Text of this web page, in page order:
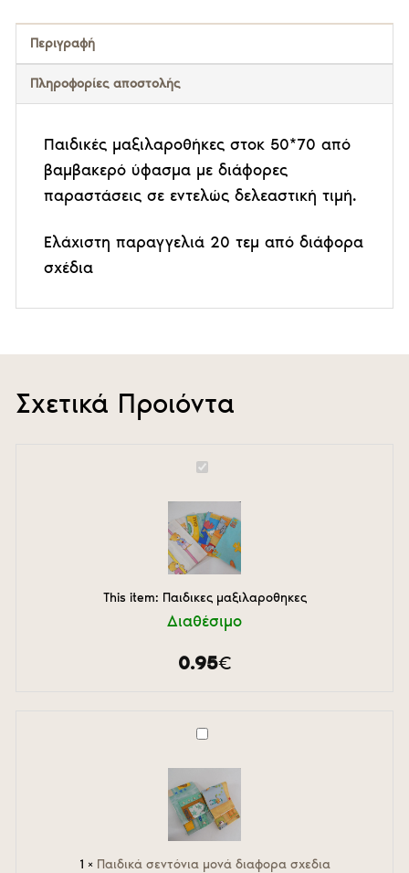
Περιγραφή
Πληροφορίες αποστολής
Παιδικές μαξιλαροθήκες στοκ 50*70 από
βαμβακερό ύφασμα με διάφορες
παραστάσεις σε εντελώς δελεαστική τιμή.
Ελάχιστη παραγγελιά 20 τεμ από διάφορα
σχέδια
Σχετικά Προιόντα
This item: Παιδικες μαξιλαροθηκες
Διαθέσιμο
0.95€
1 × Παιδικά σεντόνια μονά διαφορα σχεδια